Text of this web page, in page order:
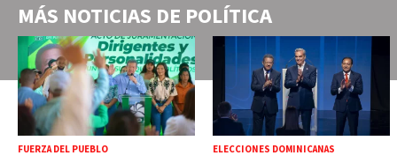
MÁS NOTICIAS DE POLÍTICA
FUERZA DEL PUEBLO ELECCIONES DOMINICANAS